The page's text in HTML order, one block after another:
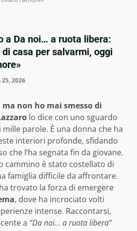
a Da noi… a ruota libera:
casa per salvarmi, oggi
2026
non ho mai smesso di
lo dice con uno sguardo
parole. È una donna che ha
interiori profonde, sfidando
che l’ha segnata fin da giovane.
cammino è stato costellato di
famiglia difficile da affrontare.
trovato la forza di emergere
, dove ha incrociato volti
intense. Raccontarsi,
a “Da noi… a ruota libera”